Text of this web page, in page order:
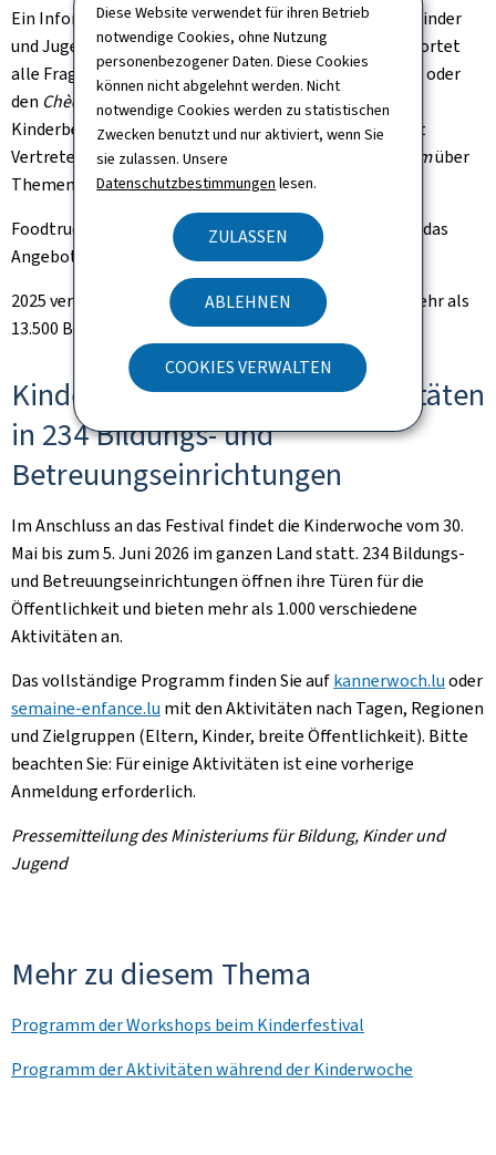
Diese Website verwendet für ihren Betrieb
notwendige Cookies, ohne Nutzung
personenbezogener Daten. Diese Cookies
können nicht abgelehnt werden. Nicht
notwendige Cookies werden zu statistischen
Zwecken benutzt und nur aktiviert, wenn Sie
sie zulassen. Unsere
Datenschutzbestimmungen lesen.
ZULASSEN
ABLEHNEN
COOKIES VERWALTEN
Ein Informationsstand des Ministeriums für Bildung, Kinder
und Jugend empfängt die Teilnehmenden und beantwortet
alle Fragen rund um Pädagogik, Betreuungsstrukturen oder
den Chèque-Service Accueil (Gutscheinsystem für
Kinderbetreuung). Außerdem können Interessierte mit
Vertreterinnen und Vertretern des Dienstes
Eltereforumüber
Themen rund um Elternschaft sprechen.
Foodtrucks für den kleinen und großen Hunger runden das
Angebot vor Ort ab.
2025 verzeichnete das Kinderfestival an zwei Tagen mehr als
13.500 Besucherinnen und Besucher.
Kinderwoche: etwa 1.100 Aktivitäten
in 234 Bildungs- und
Betreuungseinrichtungen
Im Anschluss an das Festival findet die Kinderwoche vom 30.
Mai bis zum 5. Juni 2026 im ganzen Land statt. 234 Bildungs-
und Betreuungseinrichtungen öffnen ihre Türen für die
Öffentlichkeit und bieten mehr als 1.000 verschiedene
Aktivitäten an.
Das vollständige Programm finden Sie aufkannerwoch.luoder
semaine-enfance.lu mit den Aktivitäten nach Tagen, Regionen
und Zielgruppen (Eltern, Kinder, breite Öffentlichkeit). Bitte
beachten Sie: Für einige Aktivitäten ist eine vorherige
Anmeldung erforderlich.
Pressemitteilung des Ministeriums für Bildung, Kinder und
Jugend
Mehr zu diesem Thema
Programm der Workshops beim Kinderfestival
Programm der Aktivitäten während der Kinderwoche